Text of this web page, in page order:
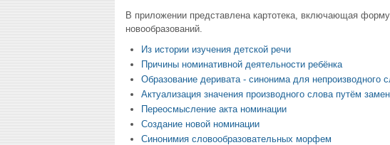
В приложении представлена картотека, включающая
новообразований.
Из истории изучения детской речи
Причины номинативной деятельности ребёнка
Образование деривата - синонима для непроизводного
Актуализация значения производного слова путём
Переосмысление акта номинации
Создание новой номинации
Синонимия словообразовательных морфем